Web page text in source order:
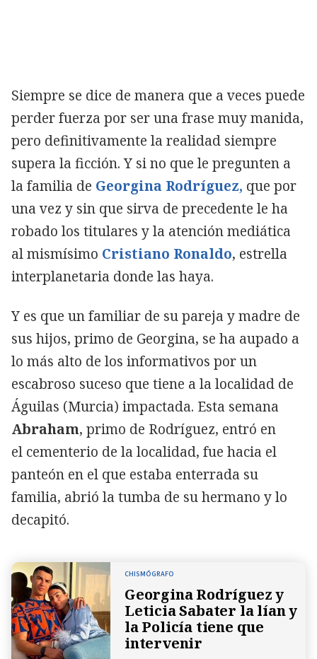
Siempre se dice de manera que a veces puede
perder fuerza por ser una frase muy manida,
pero definitivamente la realidad siempre
supera la ficción. Y si no que le pregunten a
la familia de Georgina Rodríguez, que por
una vez y sin que sirva de precedente le ha
robado los titulares y la atención mediática
al mismísimo Cristiano Ronaldo, estrella
interplanetaria donde las haya.
Y es que un familiar de su pareja y madre de
sus hijos, primo de Georgina, se ha aupado a
lo más alto de los informativos por un
escabroso suceso que tiene a la localidad de
Águilas (Murcia) impactada. Esta semana
Abraham, primo de Rodríguez, entró en
el cementerio de la localidad, fue hacia el
panteón en el que estaba enterrada su
familia, abrió la tumba de su hermano y lo
decapitó.
CHISMÓGRAFO
Georgina Rodríguez y
Leticia Sabater la lían y
la Policía tiene que
intervenir